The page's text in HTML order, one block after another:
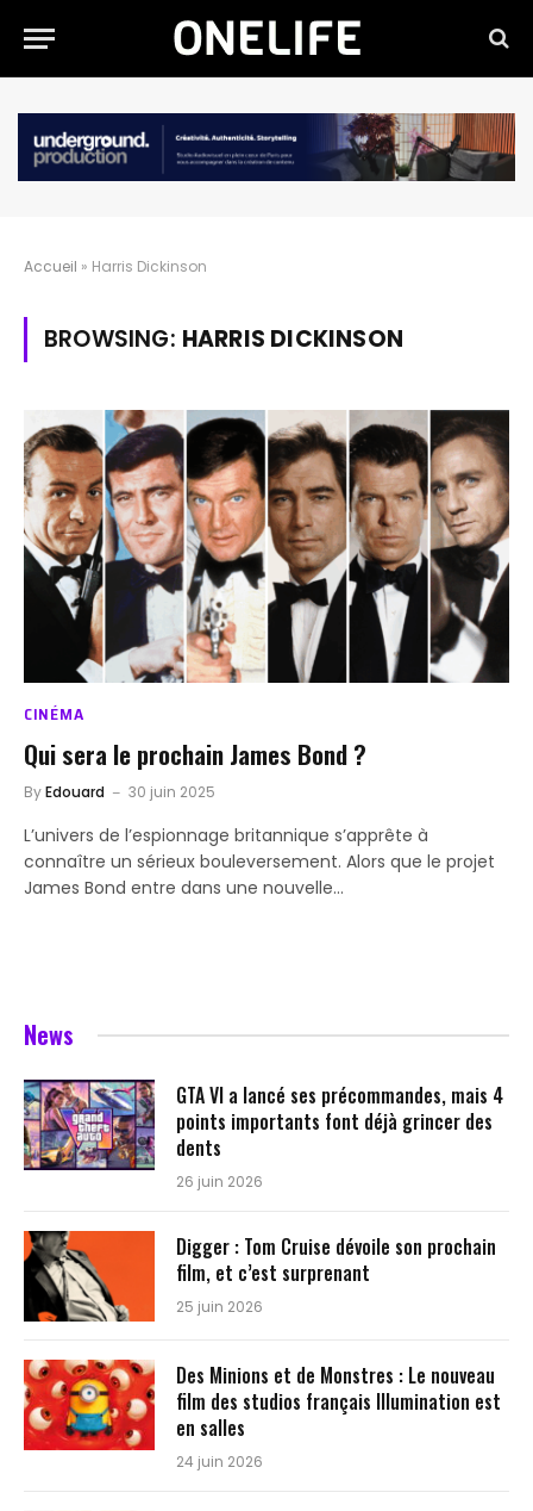
Accueil » Harris Dickinson
BROWSING: HARRIS DICKINSON
CINÉMA
Qui sera le prochain James Bond ?
ByEdouard 30 juin 2025
L’univers de l’espionnage britannique s’apprête à
connaître un sérieux bouleversement. Alors que le projet
James Bond entre dans une nouvelle…
News
GTA VI a lancé ses précommandes, mais 4
points importants font déjà grincer des
dents
26 juin 2026
Digger : Tom Cruise dévoile son prochain
film, et c’est surprenant
25 juin 2026
Des Minions et de Monstres : Le nouveau
film des studios français Illumination est
en salles
24 juin 2026